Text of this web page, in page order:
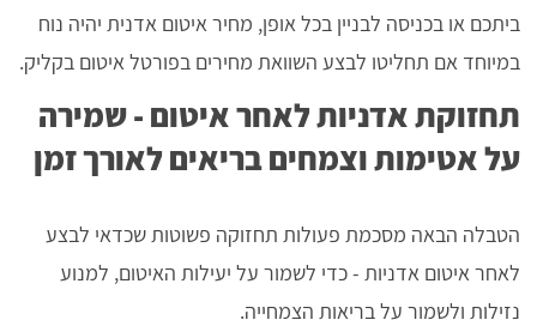
ביתכם או בכניסה לבניין בכל אופן, מחיר איטום אדנית יהיה נוח
במיוחד אם תחליטו לבצע השוואת מחירים בפורטל איטום בקליק.
תחזוקת אדניות לאחר איטום - שמירה
על אטימות וצמחים בריאים לאורך זמן
הטבלה הבאה מסכמת פעולות תחזוקה פשוטות שכדאי לבצע
לאחר איטום אדניות - כדי לשמור על יעילות האיטום, למנוע
נזילות ולשמור על בריאות הצמחייה.